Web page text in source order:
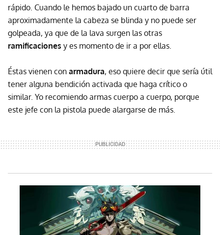
rápido. Cuando le hemos bajado un cuarto de barra
aproximadamente la cabeza se blinda y no puede ser
golpeada, ya que de la lava surgen las otras
ramificaciones y es momento de ir a por ellas.
Éstas vienen con armadura, eso quiere decir que sería útil
tener alguna bendición activada que haga crítico o
similar. Yo recomiendo armas cuerpo a cuerpo, porque
este jefe con la pistola puede alargarse de más.